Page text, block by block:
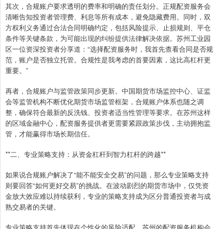
其次，合规账户要求透明的费率和明确的责任划分。正规配资服务会
清晰告知投资者管理费、利息等所有成本，避免隐藏费用。同时，双
方权利义务通过合法合同明确约定，包括风险提示、止损规则、平仓
条件等关键条款，为可能出现的纠纷提供法律解决依据。苏州工业园
区一位资深投资者分享道：“选择配资服务时，我首先查看合同是否规
范，账户是否独立托管。合规性是我考虑的首要因素，这比高杠杆更
重要。”
再者，合规账户与监管政策同步更新。中国期货市场监控中心、证监
会等监管机构不断优化期货市场监管框架，合规账户体系也随之调
整，确保符合最新的反洗钱、投资者适当性管理等要求。在苏州这样
的区域金融中心，配资服务提供者更需要紧跟政策步伐，主动拥抱监
管，才能赢得市场长期信任。
**二、专业策略支持：从资金杠杆到智力杠杆的跨越**
如果说合规账户解决了“能不能安全交易”的问题，那么专业策略支持
则要回答“如何更好交易”的挑战。在波动剧烈的期货市场中，仅凭资
金放大效应难以持续获利，专业的策略支持成为区分普通投资者与成
熟交易者的关键。
专业策略支持首先体现在个性化的风险适配。苏州的配资服务机构会